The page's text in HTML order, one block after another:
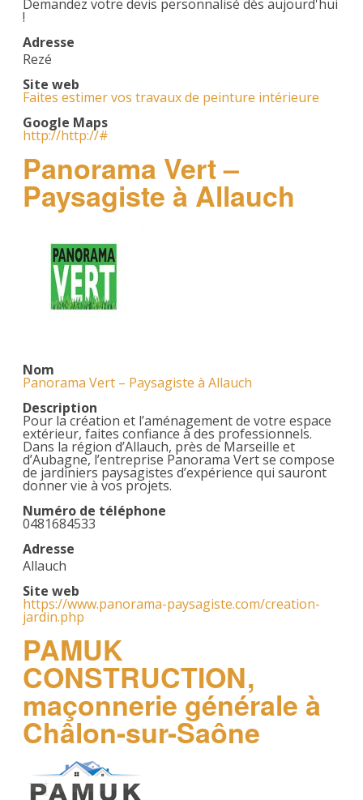
Demandez votre devis personnalisé dès aujourd'hui
!
Adresse
Rezé
Site web
Faites estimer vos travaux de peinture intérieure
Google Maps
http://http://#
Panorama Vert –
Paysagiste à Allauch
Nom
Panorama Vert – Paysagiste à Allauch
Description
Pour la création et l’aménagement de votre espace
extérieur, faites confiance à des professionnels.
Dans la région d’Allauch, près de Marseille et
d’Aubagne, l’entreprise Panorama Vert se compose
de jardiniers paysagistes d’expérience qui sauront
donner vie à vos projets.
Numéro de téléphone
0481684533
Adresse
Allauch
Site web
https://www.panorama-paysagiste.com/creation-
jardin.php
PAMUK
CONSTRUCTION,
maçonnerie générale à
Châlon-sur-Saône